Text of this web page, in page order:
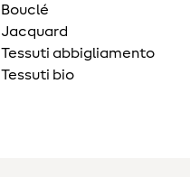
Bouclé
Jacquard
Tessuti abbigliamento
Tessuti bio